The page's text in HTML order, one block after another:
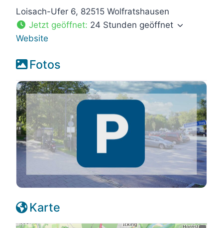
Loisach-Ufer 6, 82515 Wolfratshausen
Jetzt geöffnet: 24 Stunden geöffnet
Website
Fotos
Karte